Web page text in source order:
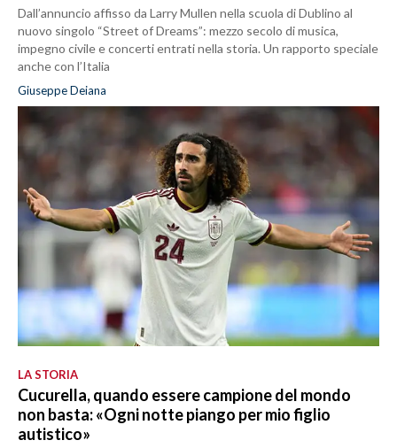
Dall’annuncio affisso da Larry Mullen nella scuola di Dublino al
nuovo singolo “Street of Dreams”: mezzo secolo di musica,
impegno civile e concerti entrati nella storia. Un rapporto speciale
anche con l’Italia
Giuseppe Deiana
LA STORIA
Cucurella, quando essere campione del mondo
non basta: «Ogni notte piango per mio figlio
autistico»